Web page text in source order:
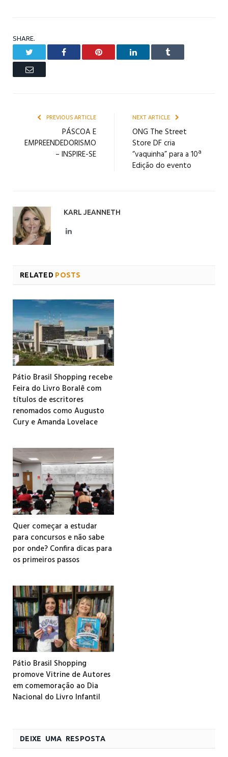
SHARE.
Facebook Pinterest LinkedIn Tumblr
Email
PREVIOUS ARTICLE
PÁSCOA E
EMPREENDEDORISMO
– INSPIRE-SE
NEXT ARTICLE
ONG The Street
Store DF cria
“vaquinha” para a 10ª
Edição do evento
KARL JEANNETH
LinkedIn
RELATED POSTS
Pátio Brasil Shopping recebe
Feira do Livro Boralê com
títulos de escritores
renomados como Augusto
Cury e Amanda Lovelace
Quer começar a estudar
para concursos e não sabe
por onde? Confira dicas para
os primeiros passos
Pátio Brasil Shopping
promove Vitrine de Autores
em comemoração ao Dia
Nacional do Livro Infantil
DEIXE UMA RESPOSTA